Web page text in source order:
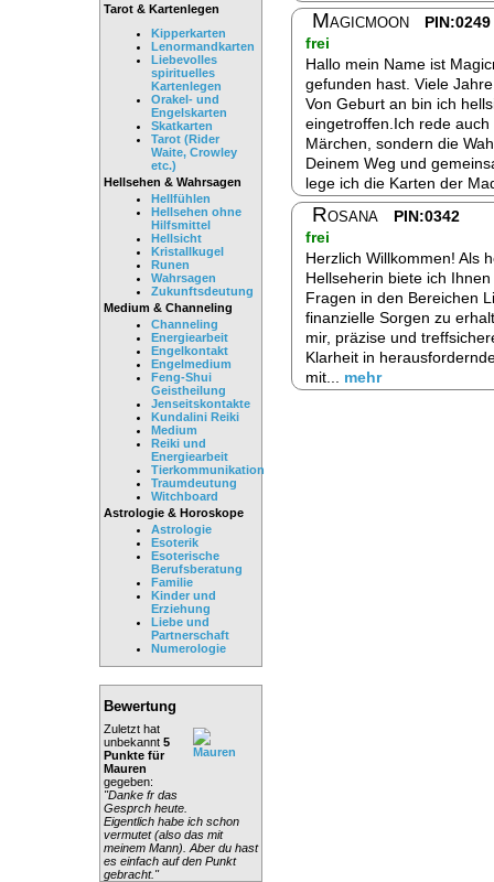
Tarot & Kartenlegen
Kipperkarten
Lenormandkarten
Liebevolles
spirituelles
Kartenlegen
Orakel- und
Engelskarten
Skatkarten
Tarot (Rider
Waite, Crowley
etc.)
Hellsehen & Wahrsagen
Hellfühlen
Hellsehen ohne
Hilfsmittel
Hellsicht
Kristallkugel
Runen
Wahrsagen
Zukunftsdeutung
Medium & Channeling
Channeling
Energiearbeit
Engelkontakt
Engelmedium
Feng-Shui
Geistheilung
Jenseitskontakte
Kundalini Reiki
Medium
Reiki und
Energiearbeit
Tierkommunikation
Traumdeutung
Witchboard
Astrologie & Horoskope
Astrologie
Esoterik
Esoterische
Berufsberatung
Familie
Kinder und
Erziehung
Liebe und
Partnerschaft
Numerologie
Bewertung
Zuletzt hat
unbekannt 5
Punkte für
Mauren
gegeben:
"Danke fr das
Gesprch heute.
Eigentlich habe ich schon
vermutet (also das mit
meinem Mann). Aber du hast
es einfach auf den Punkt
gebracht."
Magicmoon
PIN:0249
frei
Hallo mein Name ist
gefunden hast. Viele
Von Geburt an bin ich
eingetroffen.Ich rede
Märchen, sondern die
Deinem Weg und
lege ich die Karten der
Rosana
PIN:0342
frei
Herzlich Willkommen! Als
Hellseherin biete ich
Fragen in den Bereichen
finanzielle Sorgen zu
mir, präzise und
Klarheit in
mit... mehr